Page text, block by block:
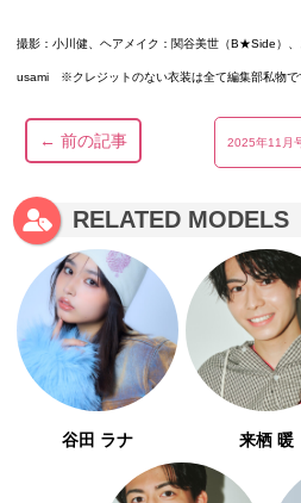
撮影：小川健、ヘアメイク：関谷美世（B★Side）、
usami ※クレジットのない衣装は全て編集部私物で
← 前の記事 2025年11月
RELATED MODELS
谷田 ラナ 来栖 暖